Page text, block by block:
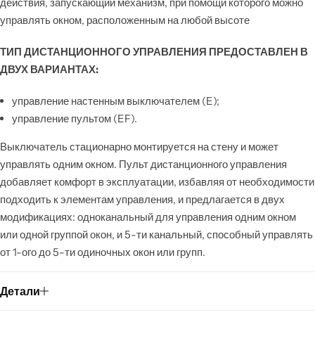
управлять окном, расположенным на любой высоте
ТИП ДИСТАНЦИОННОГО УПРАВЛЕНИЯ ПРЕДОСТАВЛЕН В
ДВУХ ВАРИАНТАХ:
управление настенным выключателем (E);
управление пультом (EF).
Выключатель стационарно монтируется на стену и может
управлять одним окном. Пульт дистанционного управления
добавляет комфорт в эксплуатации, избавляя от необходимости
подходить к элементам управления, и предлагается в двух
модификациях: одноканальный для управления одним окном
или одной группой окон, и 5-ти канальный, способный управлять
от 1-ого до 5-ти одиночных окон или групп.
Детали